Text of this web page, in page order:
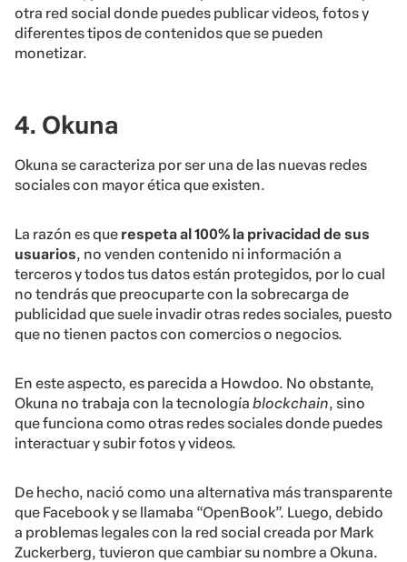
otra red social donde puedes publicar videos, fotos y
diferentes tipos de contenidos que se pueden
monetizar.
4. Okuna
Okuna se caracteriza por ser una de las nuevas redes
sociales con mayor ética que existen.
La razón es que respeta al 100% la privacidad de sus
usuarios, no venden contenido ni información a
terceros y todos tus datos están protegidos, por lo cual
no tendrás que preocuparte con la sobrecarga de
publicidad que suele invadir otras redes sociales, puesto
que no tienen pactos con comercios o negocios.
En este aspecto, es parecida a Howdoo. No obstante,
Okuna no trabaja con la tecnología blockchain, sino
que funciona como otras redes sociales donde puedes
interactuar y subir fotos y videos.
De hecho, nació como una alternativa más transparente
que Facebook y se llamaba “OpenBook”. Luego, debido
a problemas legales con la red social creada por Mark
Zuckerberg, tuvieron que cambiar su nombre a Okuna.